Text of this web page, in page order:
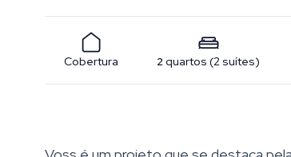
Cobertura 2 quartos (2suítes)